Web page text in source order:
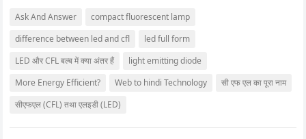
Ask And Answer
compact fluorescent lamp
difference between led and cfl
led full form
LED और CFL बल्ब में क्या अंतर हैं
light emitting diode
More Energy Efficient?
Web to hindi Technology
सी एफ एल का पूरा नाम
सीएफएल (CFL) तथा एलइडी (LED)